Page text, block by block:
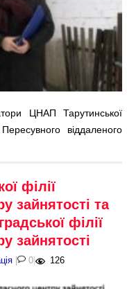
ЦНАП Тарутинської
віддаленого
філії
зайнятості та
філії
зайнятості
| 0 | 126